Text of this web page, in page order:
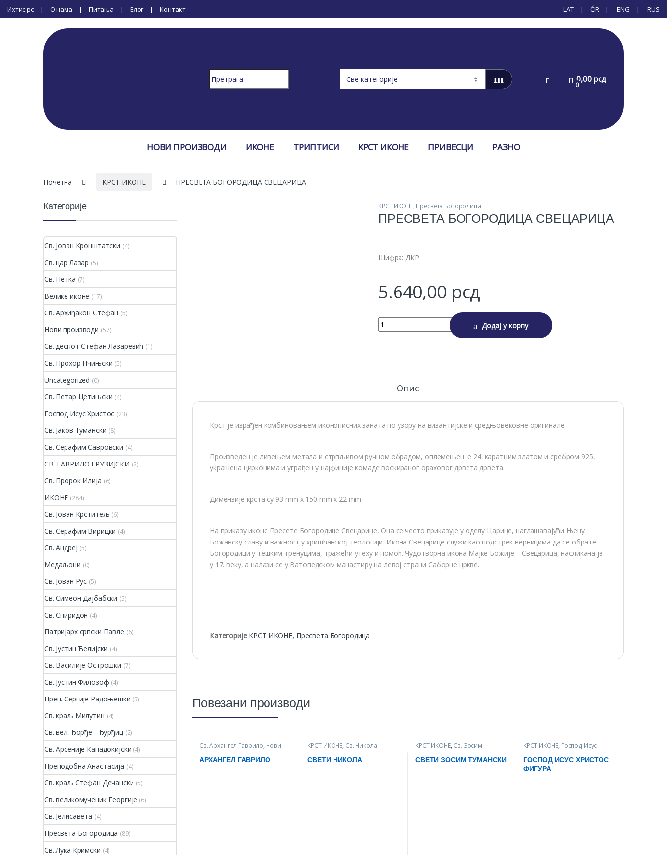
Ихтис.рс О нама Питања Блог Контакт LAT ĆIR ENG RUS
Search for:
0
0,00рсд
НОВИ ПРОИЗВОДИ ИКОНЕ ТРИПТИСИ КРСТ ИКОНЕ ПРИВЕСЦИ РАЗНО
Почетна КРСТ ИКОНЕ ПРЕСВЕТА БОГОРОДИЦА СВЕЦАРИЦА
КРСТ ИКОНЕ, Пресвета Богородица
ПРЕСВЕТА БОГОРОДИЦА СВЕЦАРИЦА
Шифра: ДКР
5.640,00 рсд
ПРЕСВЕТА БОГОРОДИЦА СВЕЦАРИЦА quantity
Додај у корпу
Опис
Крст је израђен комбиновањем иконописних заната по узору на византијске и средњовековне оригинале.
Произведен је ливењем метала и стрпљивом ручном обрадом, оплемењен је 24. каратним златом и сребром 925,
украшена цирконима и уграђен у најфиније комаде воскираног ораховог дрвета дрвета.
Димензије крста су 93 mm x 150 mm x 22 mm
На приказу иконе Пресете Богородице Свецарице, Она се често приказује у оделу Царице, наглашавајући Њену
Божанску славу и важност у хришћанској теологији. Икона Свецарице служи као подстрек верницима да се обрате
Богородици у тешким тренуцима, тражећи утеху и помоћ. Чудотворна икона Мајке Божије – Свецарица, насликана је
у 17. веку, а налази се у Ватопедском манастиру на левој страни Саборне цркве.
Категорије КРСТ ИКОНЕ, Пресвета Богородица
Повезани производи
Св. Архангел Гаврило, Нови
производи КРСТ ИКОНЕ
АРХАНГЕЛ ГАВРИЛО
КРСТ ИКОНЕ, Св. Никола
СВЕТИ НИКОЛА
КРСТ ИКОНЕ, Св. Зосим
СВЕТИ ЗОСИМ ТУМАНСКИ
КРСТ ИКОНЕ, Господ Исус
ГОСПОД ИСУС ХРИСТОС
ФИГУРА
Категорије
Св. Јован Кронштатски (4)
Св. цар Лазар (5)
Св. Петка (7)
Велике иконе (17)
Св. Архиђакон Стефан (5)
Нови производи (57)
Св. деспот Стефан Лазаревић (1)
Св. Прохор Пчињски (5)
Uncategorized (0)
Св. Петар Цетињски (4)
Господ Исус Христос (23)
Св. Јаков Тумански (8)
Св. Серафим Савровски (4)
СВ. ГАВРИЛО ГРУЗИЈСКИ (2)
Св. Пророк Илија (6)
ИКОНЕ (284)
Св. Јован Крститељ (6)
Св. Серафим Вирицки (4)
Св. Андреј (5)
Медаљони (0)
Св. Јован Рус (5)
Св. Симеон Дајбабски (5)
Св. Спиридон (4)
Патријарх српски Павле (6)
Св. Јустин Ћелијски (4)
Св. Василије Острошки (7)
Св. Јустин Филозоф (4)
Преп. Сергије Радоњешки (5)
Св. краљ Милутин (4)
Св. вел. Ђорђе - Ђурђиц (2)
Св. Арсеније Кападокијски (4)
Преподобна Анастасија (4)
Св. краљ Стефан Дечански (5)
Св. великомученик Георгије (6)
Св. Јелисавета (4)
Пресвета Богородица (89)
Св. Лука Кримски (4)